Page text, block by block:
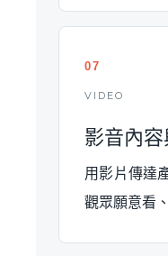
07
VIDEO
影音內
用影片傳達
觀眾願意看